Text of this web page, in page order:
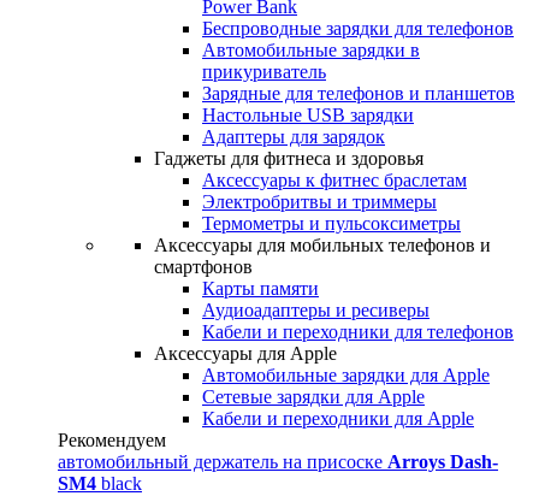
Power Bank
Беспроводные зарядки для телефонов
Автомобильные зарядки в
прикуриватель
Зарядные для телефонов и планшетов
Настольные USB зарядки
Адаптеры для зарядок
Гаджеты для фитнеса и здоровья
Аксессуары к фитнес браслетам
Электробритвы и триммеры
Термометры и пульсоксиметры
Аксессуары для мобильных телефонов и
смартфонов
Карты памяти
Аудиоадаптеры и ресиверы
Кабели и переходники для телефонов
Аксессуары для Apple
Автомобильные зарядки для Apple
Сетевые зарядки для Apple
Кабели и переходники для Apple
Рекомендуем
автомобильный держатель на присоске Arroys Dash-
SM4 black